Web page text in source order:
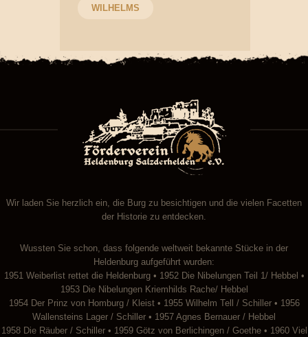
WILHELMS
Wir laden Sie herzlich ein, die Burg zu besichtigen und die vielen Facetten
der Historie zu entdecken.
Wussten Sie schon, dass folgende weltweit bekannte Stücke in der
Heldenburg aufgeführt wurden:
1951 Weiberlist rettet die Heldenburg • 1952 Die Nibelungen Teil 1/ Hebbel •
1953 Die Nibelungen Kriemhilds Rache/ Hebbel
1954 Der Prinz von Homburg / Kleist • 1955 Wilhelm Tell / Schiller • 1956
Wallensteins Lager / Schiller • 1957 Agnes Bernauer / Hebbel
1958 Die Räuber / Schiller • 1959 Götz von Berlichingen / Goethe • 1960 Viel